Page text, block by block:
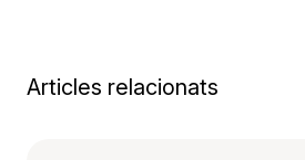
Articles relacionats